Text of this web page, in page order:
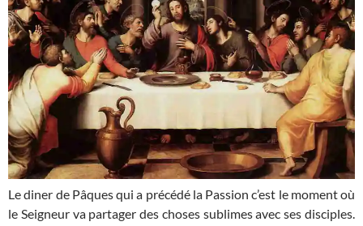
Le diner de Pâques qui a précédé la Passion c’est le moment où
le Seigneur va partager des choses sublimes avec ses disciples.